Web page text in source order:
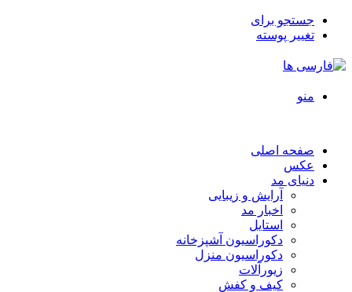
جستجو برای
تغییر پوسته
منو
صفحه اصلی
عکس
دنیای مد
آرایش و زیبایی
اخبار مد
استایل
دکوراسیون آشپزخانه
دکوراسیون منزل
زیورآلات
کیف و کفش